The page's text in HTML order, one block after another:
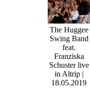
The Huggee
Swing Band
feat.
Franziska
Schuster live
in Altrip |
18.05.2019